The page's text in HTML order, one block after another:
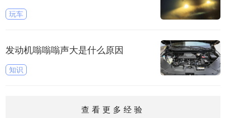
玩车
发动机嗡嗡嗡声大是什么原因
知识
查看更多经验